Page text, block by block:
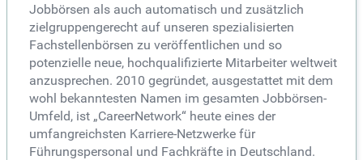
Jobbörsen als auch automatisch und zusätzlich
zielgruppengerecht auf unseren spezialisierten
Fachstellenbörsen zu veröffentlichen und so
potenzielle neue, hochqualifizierte Mitarbeiter weltweit
anzusprechen. 2010 gegründet, ausgestattet mit dem
wohl bekanntesten Namen im gesamten Jobbörsen-
Umfeld, ist „CareerNetwork“ heute eines der
umfangreichsten Karriere-Netzwerke für
Führungspersonal und Fachkräfte in Deutschland.